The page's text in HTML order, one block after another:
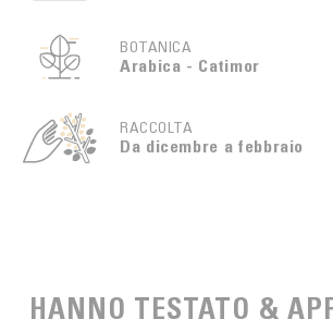
BOTANICA
Arabica - Catimor
RACCOLTA
Da dicembre a febbraio
HANNO TESTATO &